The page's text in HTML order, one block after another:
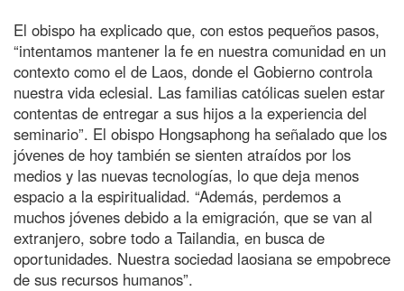
El obispo ha explicado que, con estos pequeños pasos,
“intentamos mantener la fe en nuestra comunidad en un
contexto como el de Laos, donde el Gobierno controla
nuestra vida eclesial. Las familias católicas suelen estar
contentas de entregar a sus hijos a la experiencia del
seminario”. El obispo Hongsaphong ha señalado que los
jóvenes de hoy también se sienten atraídos por los
medios y las nuevas tecnologías, lo que deja menos
espacio a la espiritualidad. “Además, perdemos a
muchos jóvenes debido a la emigración, que se van al
extranjero, sobre todo a Tailandia, en busca de
oportunidades. Nuestra sociedad laosiana se empobrece
de sus recursos humanos”.